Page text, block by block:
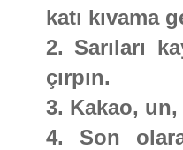
katı kıvama
2. Sarıları
çırpın.
3. Kakao, un,
4. Son